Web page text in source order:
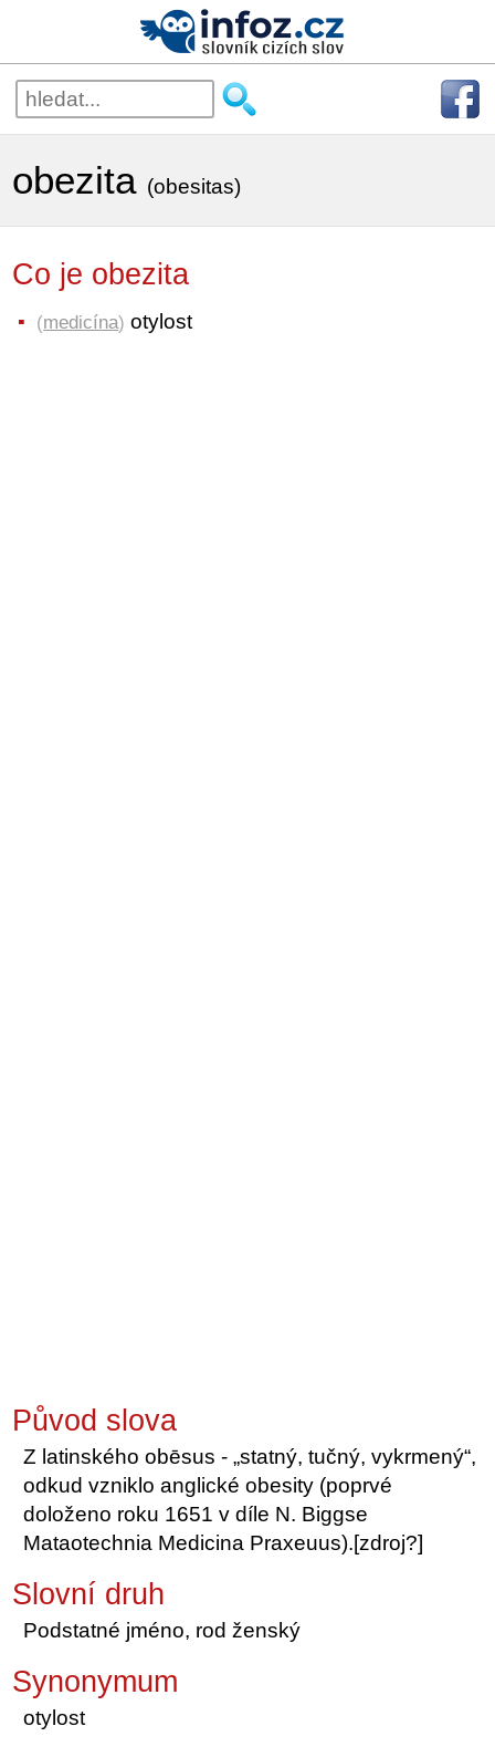
obezita (obesitas)
Co je obezita
(medicína) otylost
Původ slova
Z latinského obēsus - „statný, tučný, vykrmený“,
odkud vzniklo anglické obesity (poprvé
doloženo roku 1651 v díle N. Biggse
Mataotechnia Medicina Praxeuus).[zdroj?]
Slovní druh
Podstatné jméno, rod ženský
Synonymum
otylost